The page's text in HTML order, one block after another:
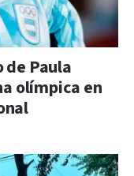
de Paula
olímpica en